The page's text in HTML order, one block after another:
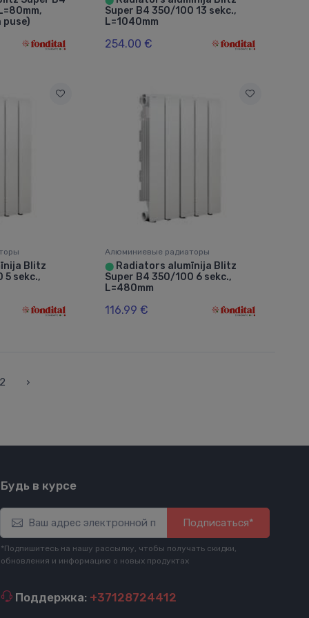
puse)
Super B4 350/100 13 sekc.,
L=1040mm
254.00 €
Blitz
5 sekc.,
Алюминиевые радиаторы
⬤Radiators alumīnija Blitz
Super B4 350/100 6 sekc.,
L=480mm
116.99 €
2 ›
Будь в курсе
Подписаться*
*Подпишитесь на нашу рассылку, чтобы получать скидки,
обновления и информацию о новых продуктах
Поддержка: +37128724412